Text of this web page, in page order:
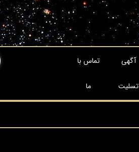
آگهی
تسلیت
تماس با
ما